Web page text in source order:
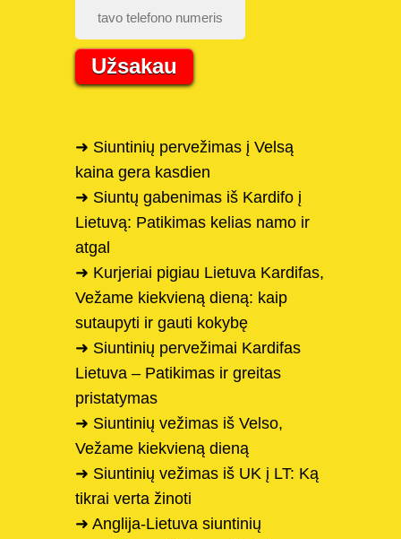
Užsakau
➜ Siuntinių pervežimas į Velsą
kaina gera kasdien
➜ Siuntų gabenimas iš Kardifo į
Lietuvą: Patikimas kelias namo ir
atgal
➜ Kurjeriai pigiau Lietuva Kardifas,
Vežame kiekvieną dieną: kaip
sutaupyti ir gauti kokybę
➜ Siuntinių pervežimai Kardifas
Lietuva – Patikimas ir greitas
pristatymas
➜ Siuntinių vežimas iš Velso,
Vežame kiekvieną dieną
➜ Siuntinių vežimas iš UK į LT: Ką
tikrai verta žinoti
➜ Anglija-Lietuva siuntinių